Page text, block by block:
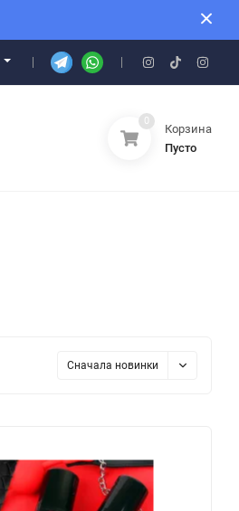
0
Корзина
Пусто
Сначала новинки